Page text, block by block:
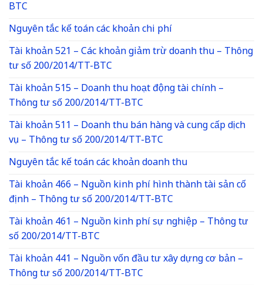
BTC
Nguyên tắc kế toán các khoản chi phí
Tài khoản 521 – Các khoản giảm trừ doanh thu – Thông
tư số 200/2014/TT-BTC
Tài khoản 515 – Doanh thu hoạt động tài chính –
Thông tư số 200/2014/TT-BTC
Tài khoản 511 – Doanh thu bán hàng và cung cấp dịch
vụ – Thông tư số 200/2014/TT-BTC
Nguyên tắc kế toán các khoản doanh thu
Tài khoản 466 – Nguồn kinh phí hình thành tài sản cố
định – Thông tư số 200/2014/TT-BTC
Tài khoản 461 – Nguồn kinh phí sự nghiệp – Thông tư
số 200/2014/TT-BTC
Tài khoản 441 – Nguồn vốn đầu tư xây dựng cơ bản –
Thông tư số 200/2014/TT-BTC